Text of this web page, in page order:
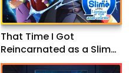
That Time I Got
Reincarnated as a Slime
o Filme: Lágrimas do mar